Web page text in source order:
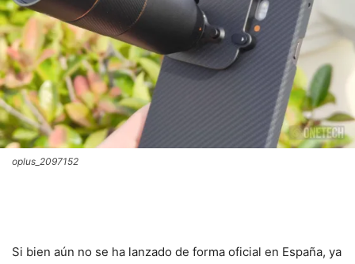
oplus_2097152
Si bien aún no se ha lanzado de forma oficial en España, ya